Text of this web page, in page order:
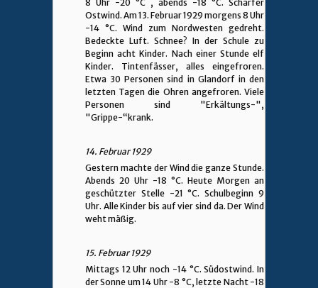
8 Uhr -20 °C , abends -18 °C. Scharfer
Ostwind. Am 13. Februar 1929 morgens 8 Uhr
-14 °C. Wind zum Nordwesten gedreht.
Bedeckte Luft. Schnee? In der Schule zu
Beginn acht Kinder. Nach einer Stunde elf
Kinder. Tintenfässer, alles eingefroren.
Etwa 30 Personen sind in Glandorf in den
letzten Tagen die Ohren angefroren. Viele
Personen sind "Erkältungs-",
"Grippe-“krank.
14. Februar 1929
Gestern machte der Wind die ganze Stunde.
Abends 20 Uhr -18 °C. Heute Morgen an
geschützter Stelle -21 °C. Schulbeginn 9
Uhr. Alle Kinder bis auf vier sind da. Der Wind
weht mäßig.
15. Februar 1929
Mittags 12 Uhr noch -14 °C. Südostwind. In
der Sonne um 14 Uhr -8 °C, letzte Nacht -18